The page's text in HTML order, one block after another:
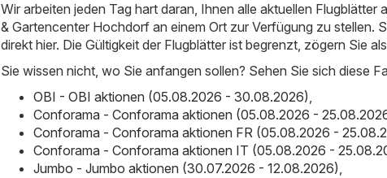
Wir arbeiten jeden Tag hart daran, Ihnen alle aktuellen Flugblätter
& Gartencenter Hochdorf an einem Ort zur Verfügung zu stellen.
direkt hier. Die Gültigkeit der Flugblätter ist begrenzt, zögern Sie
Sie wissen nicht, wo Sie anfangen sollen? Sehen Sie sich diese
OBI - OBI aktionen (05.08.2026 - 30.08.2026),
Conforama - Conforama aktionen (05.08.2026 -
Conforama - Conforama aktionen FR (05.08.2026 -
Conforama - Conforama aktionen IT (05.08.2026 -
Jumbo - Jumbo aktionen (30.07.2026 - 12.08.2026),